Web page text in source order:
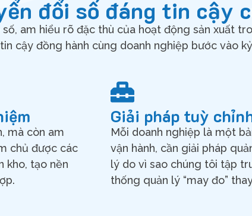
đổi số đáng tin cậy
am hiểu rõ đặc thù của hoạt động sản xuất
cậy đồng hành cùng doanh nghiệp bước vào
mà còn am
chủ được các
kho, tạo nền
Giải pháp tuỳ
Mỗi doanh nghiệp là một
vận hành, cần giải pháp
lý do vì sao chúng tôi tập
thống quản lý “may đo”